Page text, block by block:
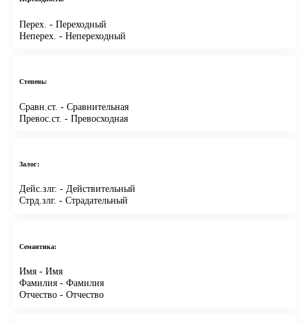
Перех. - Переходный
Неперех. - Непереходный
Степень:
Сравн.ст. - Сравнительная
Превос.ст. - Превосходная
Залог:
Дейс.злг. - Действительный
Стрд.злг. - Страдательный
Семантика:
Имя - Имя
Фамилия - Фамилия
Отчество - Отчество